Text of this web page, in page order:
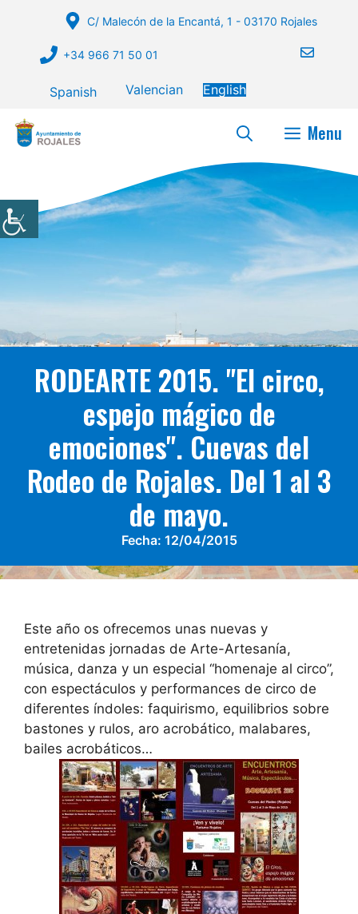
C/ Malecón de la Encantá, 1 - 03170 Rojales
+34 966 71 50 01
Spanish Valencian English
Menu
RODEARTE 2015. "El circo,
espejo mágico de
emociones". Cuevas del
Rodeo de Rojales. Del 1 al 3
de mayo.
Fecha: 12/04/2015
Este año os ofrecemos unas nuevas y
entretenidas jornadas de Arte-Artesanía,
música, danza y un especial “homenaje al circo”,
con espectáculos y performances de circo de
diferentes índoles: faquirismo, equilibrios sobre
bastones y rulos, aro acrobático, malabares,
bailes acrobáticos…